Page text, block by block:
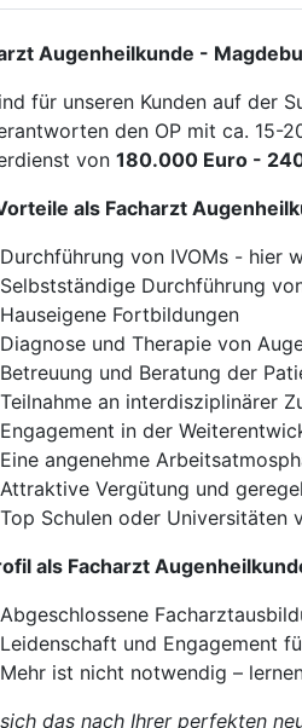
Augenheilkunde -
für unseren Kunden auf der
den OP mit ca. 15-
von 180.000 Euro -
als Facharzt
Durchführung von IVOMs - hier
Selbstständige Durchführung
Hauseigene Fortbildungen
Diagnose und Therapie von
Betreuung und Beratung der
Teilnahme an interdisziplinärer
Engagement in der
Eine angenehme
Attraktive Vergütung und
Top Schulen oder Universitäten
als Facharzt
Abgeschlossene
Leidenschaft und Engagement
Mehr ist nicht notwendig –
das nach Ihrer perfekten